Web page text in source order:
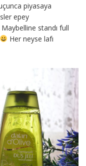
piyasaya
epey
standı full
Her neyse lafı